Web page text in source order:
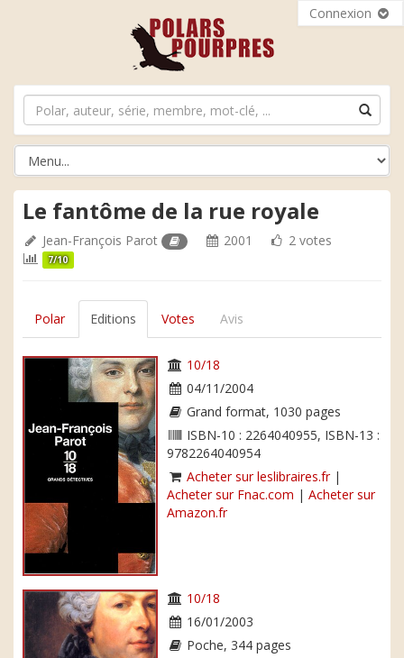
Connexion
Le fantôme de la rue royale
Jean-François Parot 2001 2 votes
7/10
Polar Editions Votes Avis
10/18
04/11/2004
Grand format, 1030 pages
ISBN-10 : 2264040955, ISBN-13 :
9782264040954
Acheter sur leslibraires.fr|
Acheter sur Fnac.com | Acheter sur
Amazon.fr
10/18
16/01/2003
Poche, 344 pages